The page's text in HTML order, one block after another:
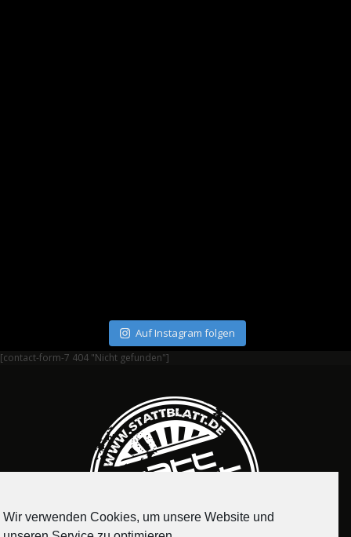
Auf Instagram folgen
[contact-form-7 404 "Nicht gefunden"]
Wir verwenden Cookies, um unsere Website und